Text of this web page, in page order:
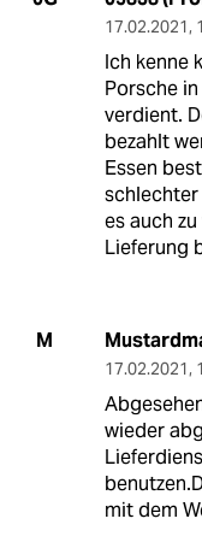
17.02.2021,
Ich kenne
Porsche
verdient.
bezahlt
Essen
es auch
Lieferung
M
17.02.2021,
wieder
mit dem